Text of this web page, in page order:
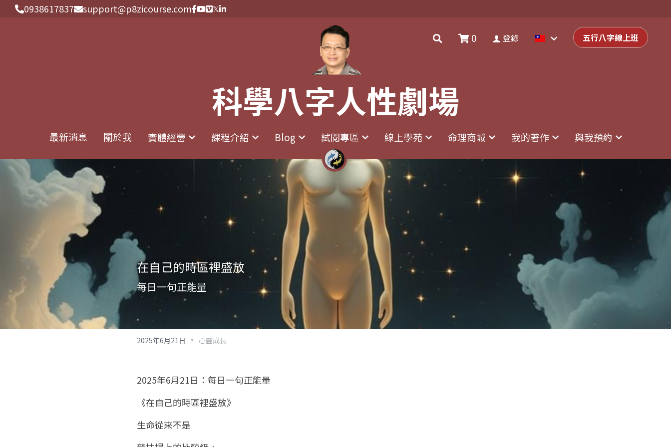
0938617837 support@p8zicourse.com
科學八字人性劇場
最新消息 關於我 實體經營 課程介紹 Blog 試閱專區 線上學苑 命理商城 我的著作 與我預約
0 登錄 五行八字線上班
0938617837 support@p8zicourse.com
科學八字人性劇場
最新消息 關於我 實體經營 課程介紹 Blog 試閱專區 線上學苑 命理商城 我的著作 與我預約
0 登錄 五行八字線上班
在自己的時區裡盛放
每日一句正能量
2025年6月21日 · 心靈成長
2025年6月21日：每日一句正能量
《在自己的時區裡盛放》
生命從來不是